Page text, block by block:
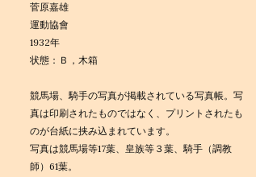
菅原嘉雄
運動協會
1932年
状態：Ｂ，木箱
競馬場、騎手の写真が掲載されている写真帳。写
真は印刷されたものではなく、プリントされたも
のが台紙に挟み込まれています。
写真は競馬場等17葉、皇族等３葉、騎手（調教
師）61葉。